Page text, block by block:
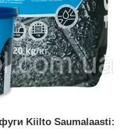
Kiilto Saumalaasti: